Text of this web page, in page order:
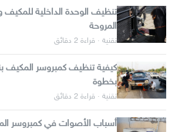
تنظيف الوحدة الداخلية
المروحة
تقنية · قراءة 2 دقائق
كيفية تنظيف كمبروسر
بخطوة
تقنية · قراءة 2 دقائق
أسباب الأصوات في كمبروسر